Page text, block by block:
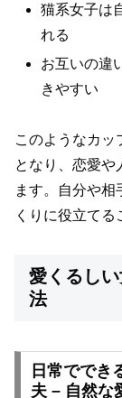
猫系女子は
れる
お互いの違
きやすい
このようなカッ
となり、恋愛や
ます。自分や
くりに役立てる
愛くるし
法
日常ででき
夫 – 自然な